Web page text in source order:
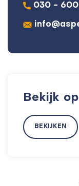
030 -
Bekijk
BEKIJKEN